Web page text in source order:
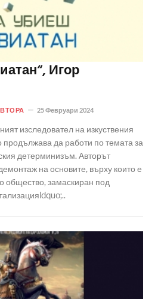
Игор
25 Февруари 2024
изследовател на изкуствения
продължава да работи по темата за
детерминизъм. Авторът
на основите, върху които е
общество, замаскиран под